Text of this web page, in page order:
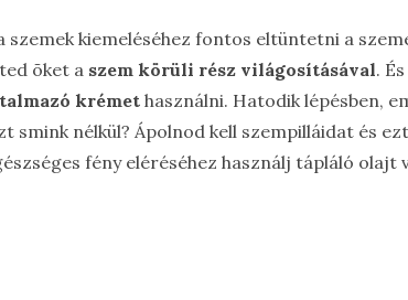
szemek kiemeléséhez fontos eltüntetni a
õket a szem körüli rész világosításával.
krémet használni. Hatodik lépésben,
smink nélkül? Ápolnod kell szempilláidat és
fény eléréséhez használj tápláló olajt